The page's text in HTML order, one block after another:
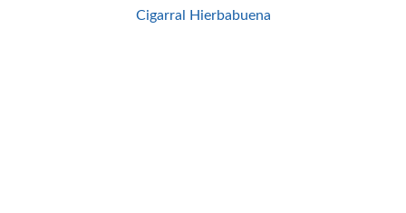
Cigarral Hierbabuena